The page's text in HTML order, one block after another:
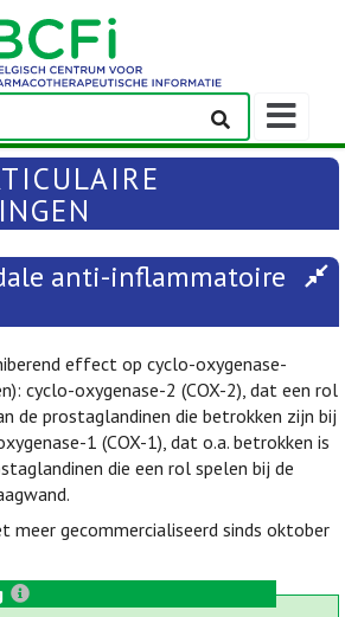
anti-inflammatoire
effect op cyclo-oxygenase-
cyclo-oxygenase-2 (COX-2), dat een rol
de prostaglandinen die betrokken zijn bij
1 (COX-1), dat o.a. betrokken is
die een rol spelen bij de
meer gecommercialiseerd sinds oktober